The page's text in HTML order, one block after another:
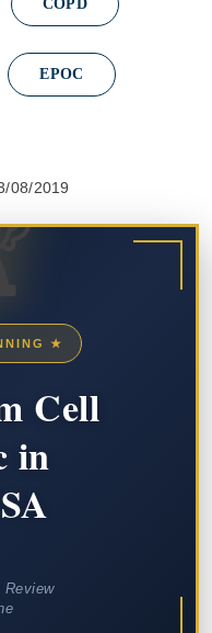
COPD
EPOC
08/2019
★
Cell
in